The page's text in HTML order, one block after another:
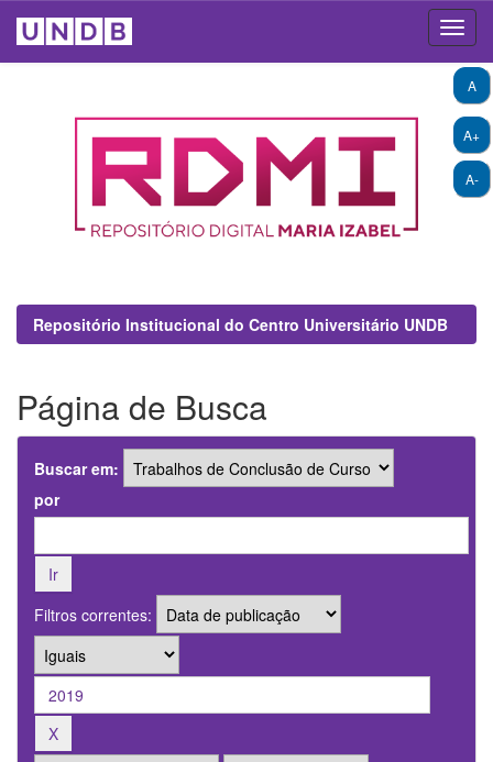
A+
A-
A
Repositório Institucional do Centro Universitário UNDB
Página de Busca
Buscar em:
por
Filtros correntes: